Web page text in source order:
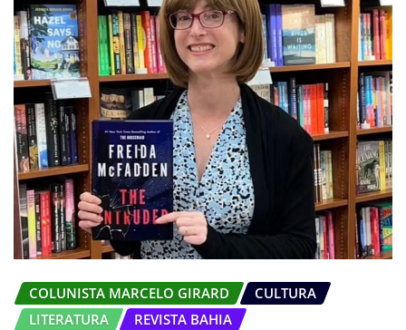
COLUNISTA MARCELO GIRARD
CULTURA
LITERATURA
REVISTA BAHIA